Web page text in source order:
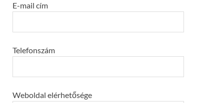
E-mail cím
Telefonszám
Weboldal elérhetősége